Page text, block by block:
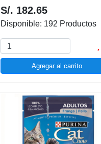
S/. 182.65
Disponible: 192 Productos
Agregar al carrito